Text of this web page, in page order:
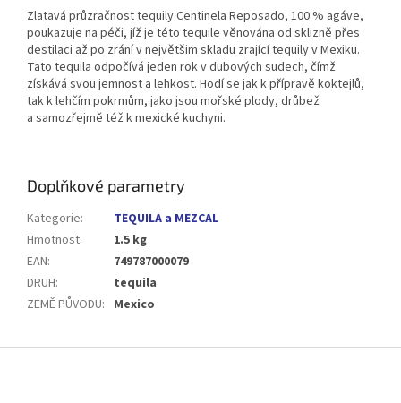
Zlatavá průzračnost tequily Centinela Reposado, 100 % agáve,
poukazuje na péči, jíž je této tequile věnována od sklizně přes
destilaci až po zrání v největšim skladu zrající tequily v Mexiku.
Tato tequila odpočívá jeden rok v dubových sudech, čímž
získává svou jemnost a lehkost. Hodí se jak k přípravě koktejlů,
tak k lehčím pokrmům, jako jsou mořské plody, drůbež
a samozřejmě též k mexické kuchyni.
Doplňkové parametry
Kategorie:
TEQUILA a MEZCAL
Hmotnost:
1.5 kg
EAN:
749787000079
DRUH:
tequila
ZEMĚ PŮVODU: Mexico